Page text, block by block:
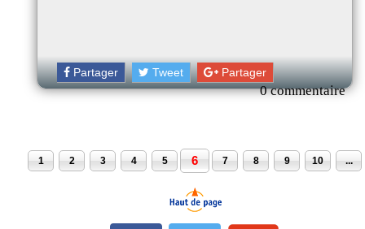
Partager Tweet Partager
0 commentaire
1 2 3 4 5 6 7 8 9 10 ...